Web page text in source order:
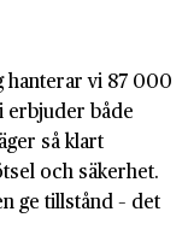
hanterar vi 87 000
erbjuder både
så klart
och säkerhet.
ge tillstånd – det